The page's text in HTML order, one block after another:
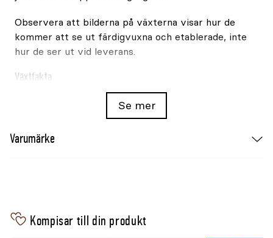
Observera att bilderna på växterna visar hur de
kommer att se ut färdigvuxna och etablerade, inte
hur de ser ut vid leverans.
Växtfakta
Uppskattad leveranshöjd (total höjd inkl kruka)
Vatten
Se mer
Varumärke
Kompisar till din produkt